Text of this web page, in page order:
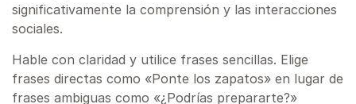
significativamente la comprensión y las interacciones
sociales.
Hable con claridad y utilice frases sencillas. Elige
frases directas como «Ponte los zapatos» en lugar de
frases ambiguas como «¿Podrías prepararte?»